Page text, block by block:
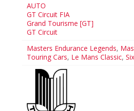
AUTO
GT Circuit FIA
Grand Tourisme [GT]
GT Circuit
Masters Endurance Legends,
Touring Cars, Le Mans Classic,